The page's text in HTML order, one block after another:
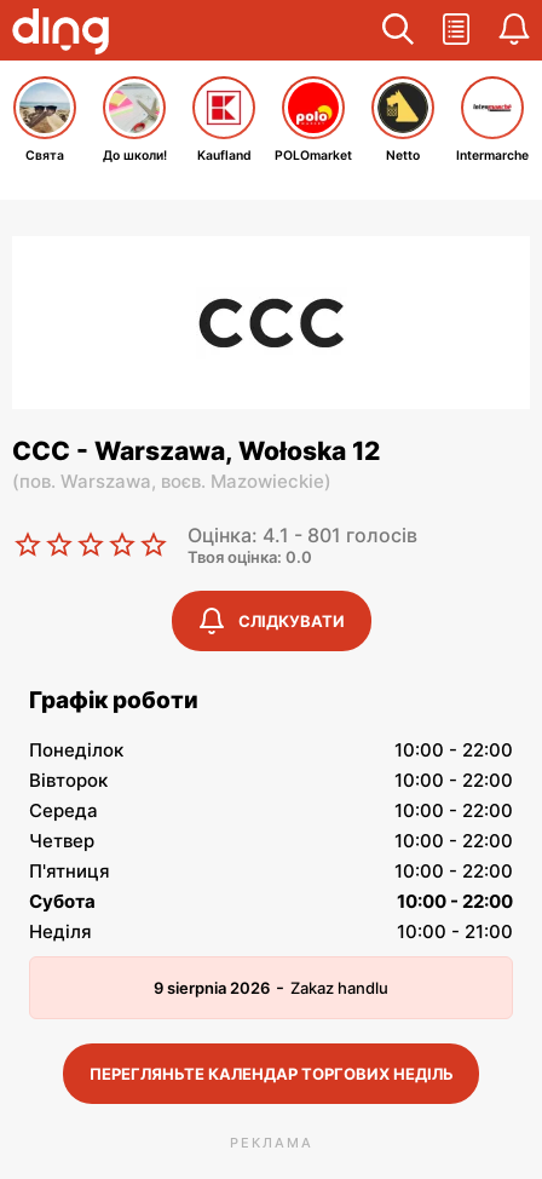
Свята До школи! Kaufland POLOmarket Netto Intermarche
CCC - Warszawa, Wołoska 12
(пов. Warszawa, воєв. Mazowieckie)
Оцінка: 4.1 - 801 голосів
Твоя оцінка: 0.0
СЛІДКУВАТИ
Графік роботи
Понеділок
10:00 - 22:00
Вівторок
10:00 - 22:00
Середа
10:00 - 22:00
Четвер
10:00 - 22:00
П'ятниця
10:00 - 22:00
Субота
10:00 - 22:00
Неділя
10:00 - 21:00
9 sierpnia 2026 - Zakaz handlu
ПЕРЕГЛЯНЬТЕ КАЛЕНДАР ТОРГОВИХ НЕДІЛЬ
РЕКЛАМА